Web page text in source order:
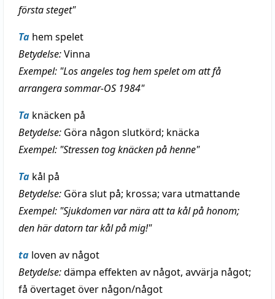
första steget"
Ta hem spelet
Betydelse:Vinna
Exempel: "Los angeles tog hem spelet om att få
arrangera sommar-OS 1984"
Ta knäcken på
Betydelse: Göra någon slutkörd; knäcka
Exempel: "Stressen tog knäcken på henne"
Ta kål på
Betydelse: Göra slut på; krossa; vara utmattande
Exempel: "Sjukdomen var nära att ta kål på honom;
den här datorn tar kål på mig!"
ta loven av något
Betydelse:dämpa effekten av något, avvärja något;
få övertaget över någon/något